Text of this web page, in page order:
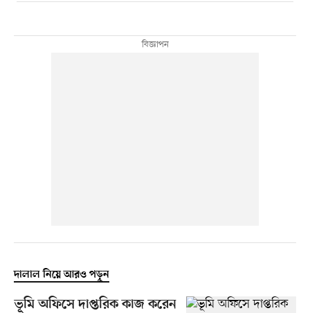
দালাল নিয়ে আরও পড়ুন
ভূমি অফিসে দাপ্তরিক কাজ করেন